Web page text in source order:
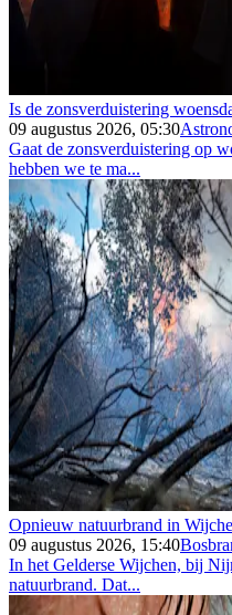
Is de zonsverduistering
09 augustus 2026, 05:30
Gaat de zonsverduistering op
hebben we te ma...
Opnieuw natuurbrand in
09 augustus 2026, 15:40
In het Gelderse Wijchen, bij
natuurbrand. Dat...